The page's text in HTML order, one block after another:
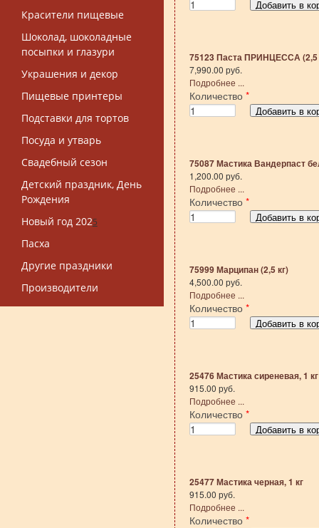
Красители пищевые
Шоколад, шоколадные
посыпки и глазури
Украшения и декор
Пищевые принтеры
Подставки для тортов
Посуда и утварь
Свадебный сезон
Детский праздник, День
Рождения
Новый год 2025
Пасха
Другие праздники
Производители
75123 Паста ПРИНЦЕССА (2,5
7,990.00 руб.
Подробнее ...
Количество *
75087 Мастика Вандерпаст
1,200.00 руб.
Подробнее ...
Количество *
75999 Марципан (2,5 кг)
4,500.00 руб.
Подробнее ...
Количество *
25476 Мастика сиреневая, 1 кг
915.00 руб.
Подробнее ...
Количество *
25477 Мастика черная, 1 кг
915.00 руб.
Подробнее ...
Количество *